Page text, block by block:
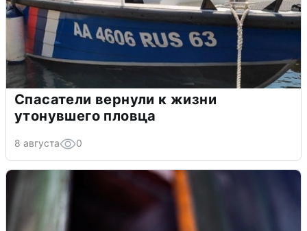
Спасатели вернули к жизни
утонувшего пловца
8 августа 0